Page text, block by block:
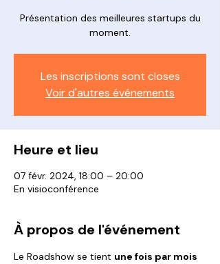
Présentation des meilleures startups du
moment.
Les inscriptions sont closes
Voir d'autres événements
Heure et lieu
07 févr. 2024, 18:00 – 20:00
En visioconférence
À propos de l'événement
Le Roadshow se tient une fois par mois